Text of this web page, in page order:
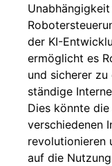
der KI-
ermöglicht es
und sicherer
ständige
Dies könnte
verschiedenen
revolutionieren
auf die